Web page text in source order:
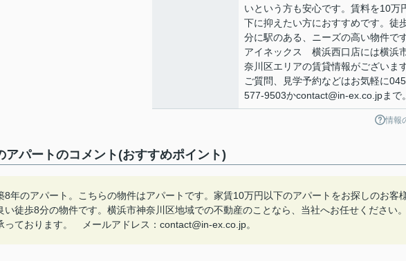
いという方も安心です。賃料を10万
下に抑えたい方におすすめです。徒
分に駅のある、ニーズの高い物件で
アイネックス 横浜西口店には横浜
奈川区エリアの賃貸情報がございま
ご質問、見学予約などはお気軽に
577-9503かcontact@in-ex.co.jpまで
情報
アパートのコメント(おすすめポイント)
8年のアパート。こちらの物件はアパートです。家賃10万円以下のアパートをお探しのお客
い徒歩8分の物件です。横浜市神奈川区地域での不動産のことなら、当社へお任せください
っております。 メールアドレス：contact@in-ex.co.jp。